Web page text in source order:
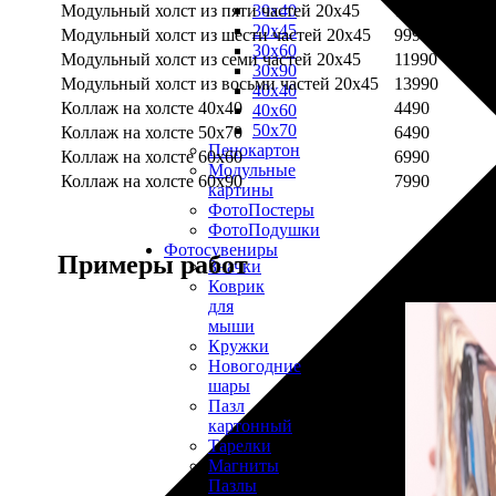
30х40
20х45
30х60
30х90
40х40
40х60
50х70
Пенокартон
Модульные
картины
ФотоПостеры
ФотоПодушки
Фотоcувениры
Значки
Коврик
для
мыши
Кружки
Новогодние
шары
Пазл
картонный
Тарелки
Магниты
Пазлы
Модульный холст из пяти частей 20х45
7990
Модульный холст из шести частей 20х45
9990
Модульный холст из семи частей 20х45
11990
Модульный холст из восьми частей 20х45
13990
Коллаж на холсте 40х40
4490
Коллаж на холсте 50х70
6490
Коллаж на холсте 60х60
6990
Коллаж на холсте 60х90
7990
Примеры работ